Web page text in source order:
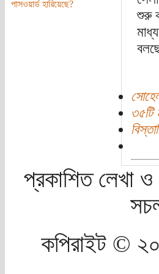
পাসওয়ার্ড হারিয়েছে?
শুরু
৩৫টি
প্রকাশিত লেখা
কপিরাইট ©